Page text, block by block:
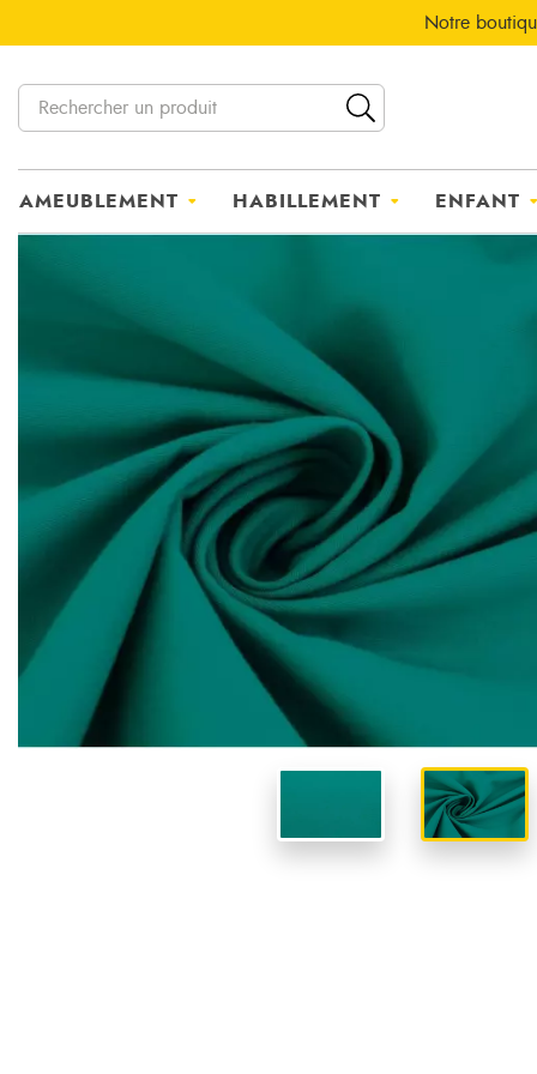
Notre
AMEUBLEMENT HABILLEMENT ENFANT